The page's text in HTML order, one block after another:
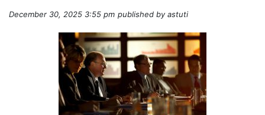
December 30, 2025 3:55 pm published by astuti